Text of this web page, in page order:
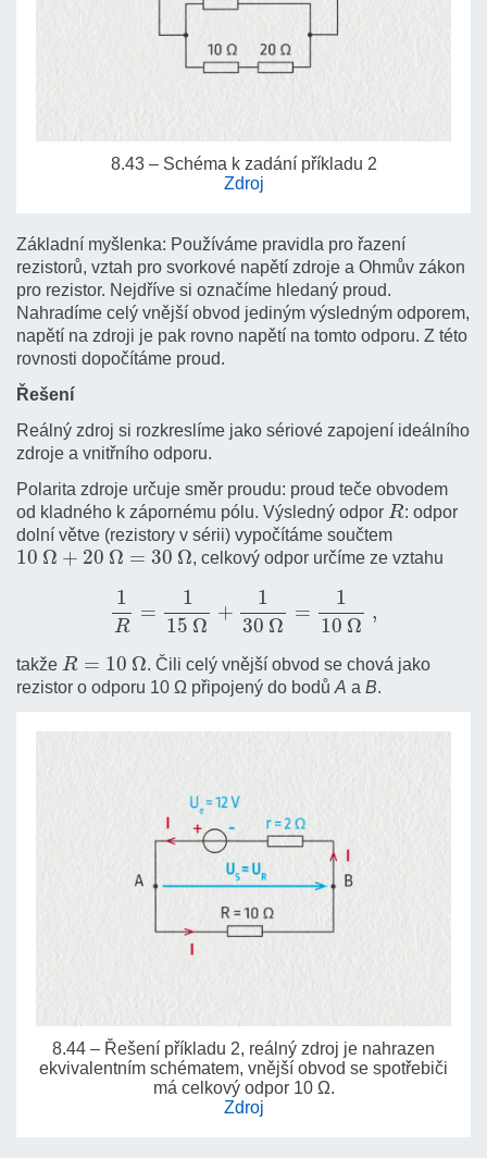
8.43 – Schéma k zadání příkladu 2
Zdroj
Základní myšlenka: Používáme pravidla pro řazení
rezistorů, vztah pro svorkové napětí zdroje a Ohmův zákon
pro rezistor. Nejdříve si označíme hledaný proud.
Nahradíme celý vnější obvod jediným výsledným odporem,
napětí na zdroji je pak rovno napětí na tomto odporu. Z této
rovnosti dopočítáme proud.
Řešení
Reálný zdroj si rozkreslíme jako sériové zapojení ideálního
zdroje a vnitřního odporu.
Polarita zdroje určuje směr proudu: proud teče obvodem
od kladného k zápornému pólu. Výsledný odpor
R
: odpor
dolní větve (rezistory v sérii) vypočítáme součtem
10 Ω +20 Ω=30 Ω
, celkový odpor určíme ze vztahu
15 30 Ω
takže
R 10 Ω
. Čili celý vnější obvod se chová jako
rezistor o odporu 10 Ω připojený do bodů A a B.
8.44 – Řešení příkladu 2, reálný zdroj je nahrazen
ekvivalentním schématem, vnější obvod se spotřebiči
má celkový odpor 10 Ω.
Zdroj